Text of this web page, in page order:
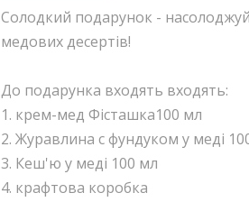
Солодкий подарунок -
медових десертів!
До подарунка входять входять:
1. крем-мед Фісташка100 мл
2. Журавлина с фундуком у меді
3. Кеш'ю у меді 100 мл
4. крафтова коробка